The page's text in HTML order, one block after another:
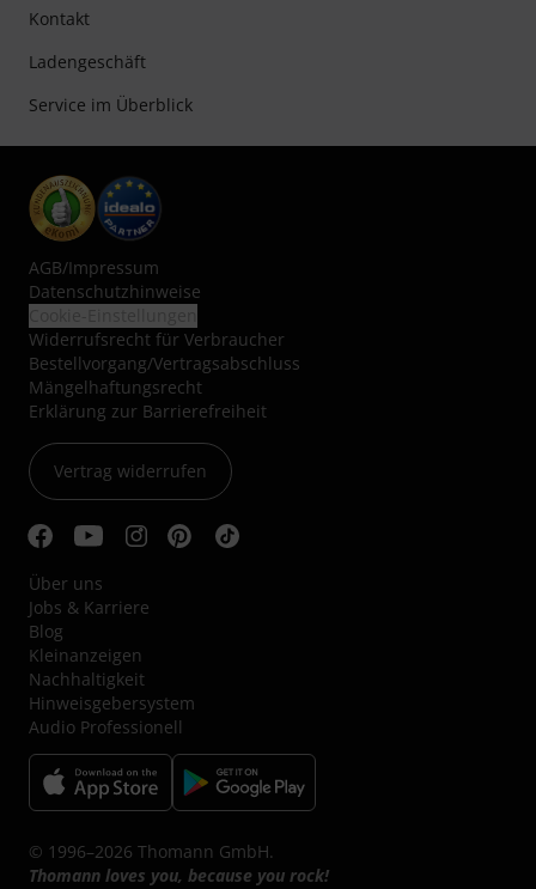
Kontakt
Ladengeschäft
Service im Überblick
AGB/Impressum
Datenschutzhinweise
Widerrufsrecht für Verbraucher
Bestellvorgang/Vertragsabschluss
Mängelhaftungsrecht
Erklärung zur Barrierefreiheit
Vertrag widerrufen
Über uns
Jobs & Karriere
Blog
Kleinanzeigen
Nachhaltigkeit
Hinweisgebersystem
Audio Professionell
© 1996–2026 Thomann GmbH.
Thomann loves you, because you rock!